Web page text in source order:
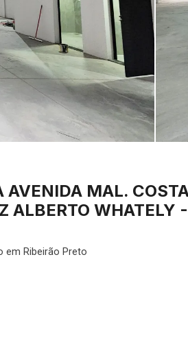
AVENIDA MAL.
ALBERTO WHATELY -
em Ribeirão Preto